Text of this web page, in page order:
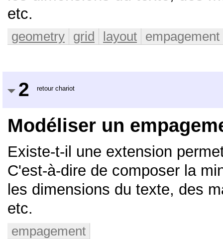
etc.
geometry grid layout empagement
2 retour chariot
Modéliser un
Existe-t-il une extension
C'est-à-dire de composer la
les dimensions du texte, des
etc.
empagement